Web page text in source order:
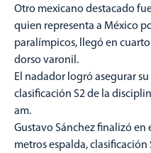
Otro mexicano destacado
quien representa a México
paralímpicos, llegó en
dorso varonil.
El nadador logró asegurar
clasificación S2 de la
am.
Gustavo Sánchez finalizó en
metros espalda, clasificación